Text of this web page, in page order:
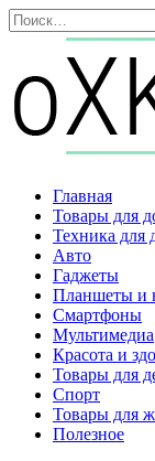
Перейти
к
содержанию
Search
for:
Главная
Товары для
Техника для
Авто
Гаджеты
Планшеты и
Смартфоны
Мультимедиа
Красота и
Товары для
Спорт
Товары для
Полезное